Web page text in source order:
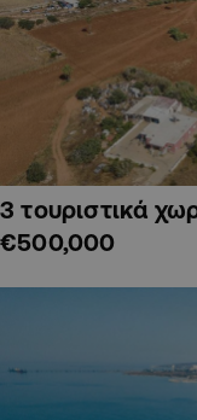
3 τουριστικά
€500,000